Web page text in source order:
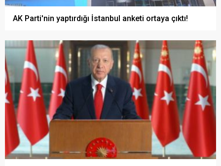
AK Parti'nin yaptırdığı İstanbul anketi ortaya çıktı!